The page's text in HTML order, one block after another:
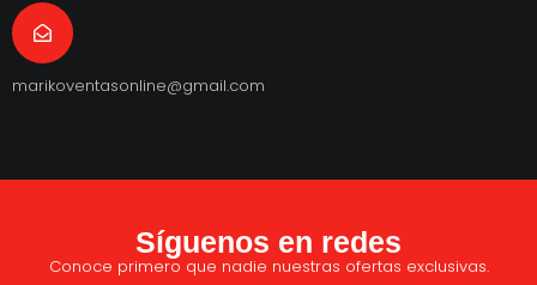
marikoventasonline@gmail.com
Síguenos en redes
Conoce primero que nadie nuestras ofertas exclusivas.